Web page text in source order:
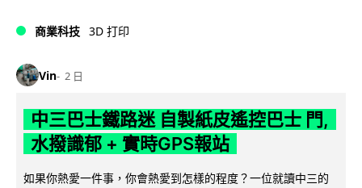
商業科技 3D 打印
Vin 2 日
中三巴士鐵路迷 自製紙皮遙控巴士 門,
水撥識郁 + 實時GPS報站
如果你熱愛一件事，你會熱愛到怎樣的程度？一位就讀中三的